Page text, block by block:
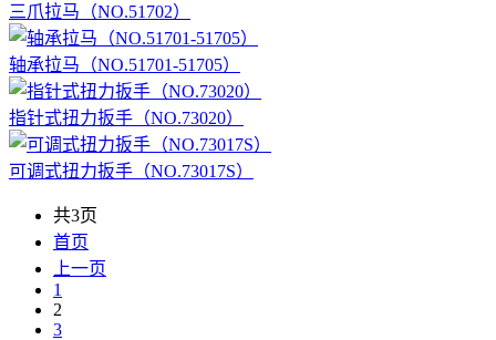
三爪拉马（NO.51702）
轴承拉马（NO.51701-51705）
指针式扭力扳手（NO.73020）
可调式扭力扳手（NO.73017S）
共3页
首页
上一页
1
2
3